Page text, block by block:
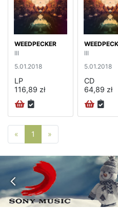
WEEDPECKER
III
5.01.2018
LP
116,89 zł
III
5.01.2018
CD
64,89 zł
« Poprzednia strona
1 »